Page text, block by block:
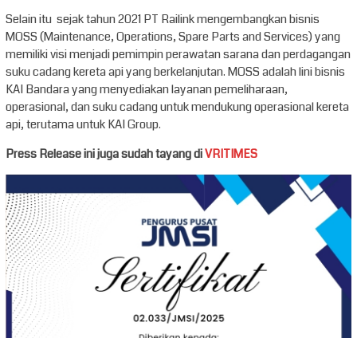
Selain itu sejak tahun 2021 PT Railink mengembangkan bisnis
MOSS (Maintenance, Operations, Spare Parts and Services) yang
memiliki visi menjadi pemimpin perawatan sarana dan perdagangan
suku cadang kereta api yang berkelanjutan. MOSS adalah lini bisnis
KAI Bandara yang menyediakan layanan pemeliharaan,
operasional, dan suku cadang untuk mendukung operasional kereta
api, terutama untuk KAI Group.
Press Release ini juga sudah tayang diVRITIMES